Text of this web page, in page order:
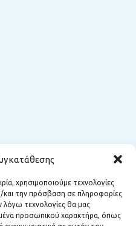
χρησιμοποιούμε τεχνολογίες
την πρόσβαση σε πληροφορίες
λόγω τεχνολογίες θα μας
προσωπικού χαρακτήρα, όπως
501 00